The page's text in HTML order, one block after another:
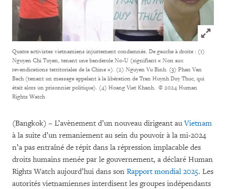
Click
Quatre activistes vietnamiens injustement condamnés. De gauche à droite : (1)
Nguyen Chi Tuyen, tenant une banderole No-U (signifiant « Non aux
revendications territoriales de la Chine »). (2) Nguyen Vu Binh. (3) Phan Van
Bach (tenant un message appelant à la libération de Tran Huynh Duy Thuc, qui
était alors un prisonnier politique). (4) Hoang Viet Khanh. © 2024 Human
Rights Watch
(Bangkok) – L’avènement d’un nouveau dirigeant auVietnam
à la suite d’un remaniement au sein du pouvoir à la mi-2024
n’a pas entraîné de répit dans la répression implacable des
droits humains menée par le gouvernement, a déclaré Human
Rights Watch aujourd’hui dans son Rapport mondial 2025. Les
autorités vietnamiennes interdisent les groupes indépendants